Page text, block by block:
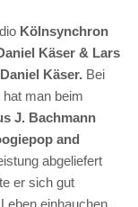
Kölnsynchron
Käser & Lars
Daniel Käser. Bei
man beim
J. Bachmann
and
abgeliefert
er sich gut
einhauchen.